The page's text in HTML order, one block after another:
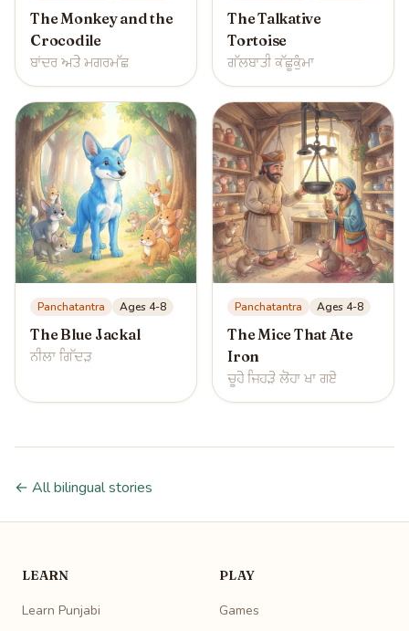
The Monkey and the
Crocodile
ਬਾਂਦਰ ਅਤੇ ਮਗਰਮੱਛ
The Talkative
Tortoise
ਗੱਲਬਾਤੀ ਕੱਛੂਕੁੰਮਾ
Panchatantra Ages 4-8
The Blue Jackal
ਨੀਲਾ ਗਿੱਦੜ
Panchatantra Ages 4-8
The Mice That Ate
Iron
ਚੂਹੇ ਜਿਹੜੇ ਲੋਹਾ ਖਾ ਗਏ
← All bilingual stories
LEARN
Learn Punjabi
PLAY
Games